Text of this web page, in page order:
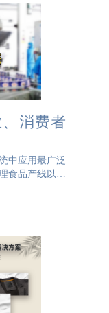
消费者
中应用最广泛
食品产线以及
给每件食品都